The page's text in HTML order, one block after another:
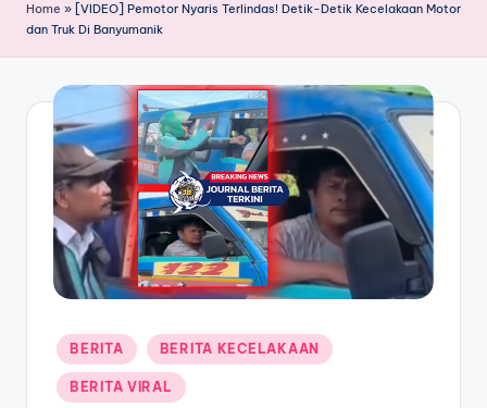
r
n
a
B
ri
Home » [VIDEO] Pemotor Nyaris Terlindas! Detik-Detik Kecelakaan Motor
dan Truk Di Banyumanik
Posted
in
BERITA BERITA KECELAKAAN
BERITA VIRAL